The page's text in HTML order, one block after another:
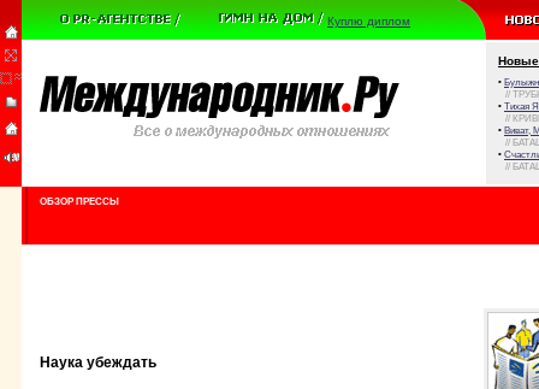
Куплю диплом
Новые
•
//
• Тихая
//
• Виват,
//
•
//
ОБЗОР ПРЕССЫ
Наука убеждать